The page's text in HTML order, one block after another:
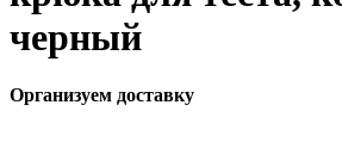
черный
Организуем доставку